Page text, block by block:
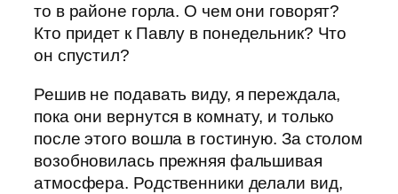
то в районе горла. О чем они говорят?
Кто придет к Павлу в понедельник? Что
он спустил?
Решив не подавать виду, я переждала,
пока они вернутся в комнату, и только
после этого вошла в гостиную. За столом
возобновилась прежняя фальшивая
атмосфера. Родственники делали вид,